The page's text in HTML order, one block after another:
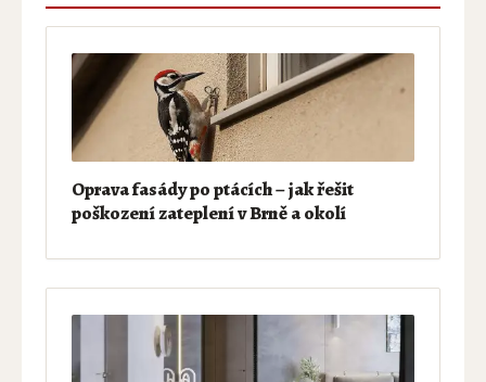
Oprava fasády po ptácích – jak řešit
poškození zateplení v Brně a okolí